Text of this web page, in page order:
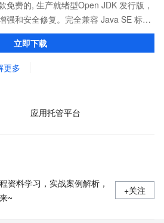
免费的, 生产就绪型Open JDK 发行版，
强和安全修复。完全兼容 Java SE 标
系统（包括 Linux、Windows 和
程序。
立即下载
更多
应用托管平台
资料学习，实战案例解析，
~
+关注